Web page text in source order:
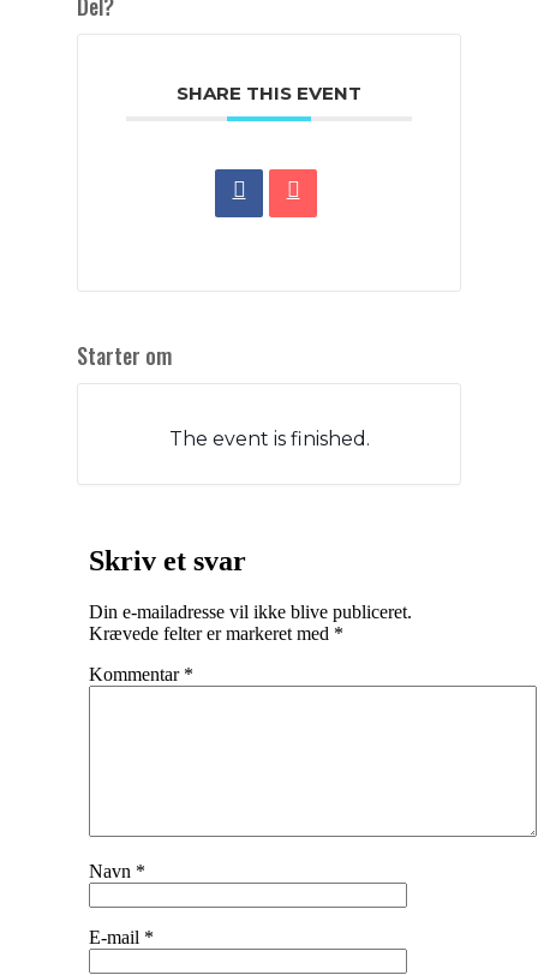
SHARE THIS EVENT
Starter om
The event is finished.
Skriv et svar
Din e-mailadresse vil ikke blive publiceret.
Krævede felter er markeret med *
Kommentar *
Navn *
E-mail *